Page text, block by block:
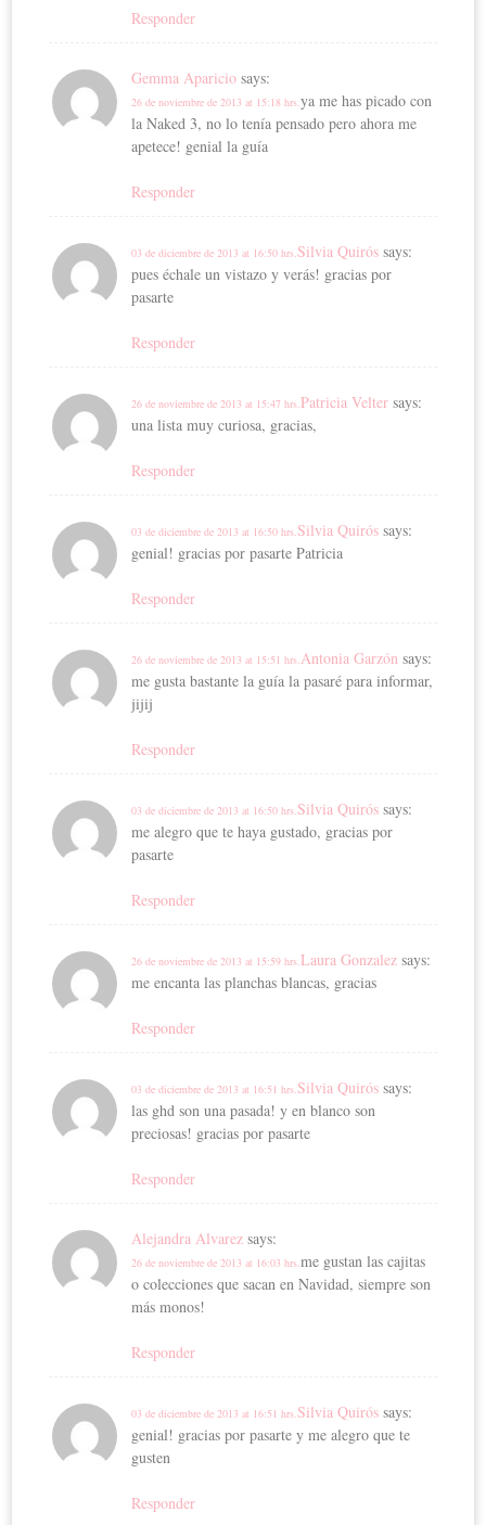
Responder
Gemma Aparicio says:
26 de noviembre de 2013 at 15:18 hrs.ya me has picado con
la Naked 3, no lo tenía pensado pero ahora me
apetece! genial la guía
Responder
Silvia Quirós says:
03 de diciembre de 2013 at 16:50 hrs.
pues échale un vistazo y verás! gracias por
pasarte
Responder
Patricia Velter says:
26 de noviembre de 2013 at 15:47 hrs.
una lista muy curiosa, gracias,
Responder
Silvia Quirós says:
03 de diciembre de 2013 at 16:50 hrs.
genial! gracias por pasarte Patricia
Responder
Antonia Garzón says:
26 de noviembre de 2013 at 15:51 hrs.
me gusta bastante la guía la pasaré para informar,
jijij
Responder
Silvia Quirós says:
03 de diciembre de 2013 at 16:50 hrs.
me alegro que te haya gustado, gracias por
pasarte
Responder
Laura Gonzalez says:
26 de noviembre de 2013 at 15:59 hrs.
me encanta las planchas blancas, gracias
Responder
Silvia Quirós says:
03 de diciembre de 2013 at 16:51 hrs.
las ghd son una pasada! y en blanco son
preciosas! gracias por pasarte
Responder
Alejandra Alvarez says:
26 de noviembre de 2013 at 16:03 hrs.me gustan las cajitas
o colecciones que sacan en Navidad, siempre son
más monos!
Responder
Silvia Quirós says:
03 de diciembre de 2013 at 16:51 hrs.
genial! gracias por pasarte y me alegro que te
gusten
Responder